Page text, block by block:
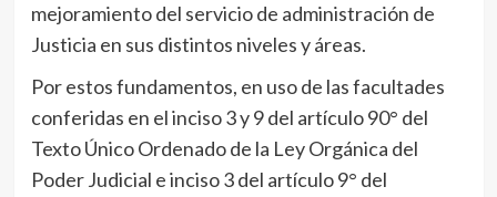
mejoramiento del servicio de administración de
Justicia en sus distintos niveles y áreas.
Por estos fundamentos, en uso de las facultades
conferidas en el inciso 3 y 9 del artículo 90° del
Texto Único Ordenado de la Ley Orgánica del
Poder Judicial e inciso 3 del artículo 9° del